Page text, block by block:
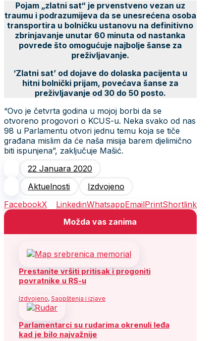
Pojam „zlatni sat“ je prvenstveno vezan uz
traumu i podrazumijeva da se unesrećena osoba
transportira u bolničku ustanovu na definitivno
zbrinjavanje unutar 60 minuta od nastanka
povrede što omogućuje najbolje šanse za
preživljavanje.
‘Zlatni sat’ od dojave do dolaska pacijenta u
hitni bolnički prijam, povećava šanse za
preživljavanje od 30 do 50 posto.
“Ovo je četvrta godina u mojoj borbi da se
otvoreno progovori o KCUS-u. Neka svako od nas
98 u Parlamentu otvori jednu temu koja se tiče
građana mislim da će naša misija barem djelimično
biti ispunjena”, zaključuje Mašić.
22 Januara 2020
Aktuelnosti
Izdvojeno
FacebookX LinkedinWhatsappEmailPrintShortlink
Možda vas zanima
Prestanite vršiti pritisak i progoniti
povratnike u RS-u
Izdvojeno, Saopštenja i izjave
Parlamentarci su rudarima okrenuli leđa
kad je bilo najvažnije